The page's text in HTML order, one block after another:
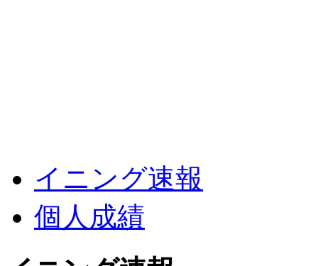
イニング速報
個人成績